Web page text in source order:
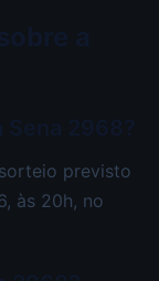
previsto
às 20h, no